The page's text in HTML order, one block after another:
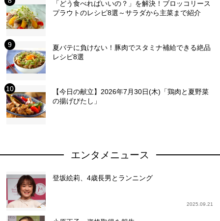
「どう食べればいいの？」を解決！ブロッコリース
プラウトのレシピ8選～サラダから主菜まで紹介
夏バテに負けない！豚肉でスタミナ補給できる絶品
レシピ8選
【今日の献立】2026年7月30日(木)「鶏肉と夏野菜
の揚げびたし」
エンタメニュース
登坂絵莉、4歳長男とランニング
2025.09.21